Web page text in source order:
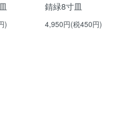
)
錆緑8寸皿
4,950円(税450円)